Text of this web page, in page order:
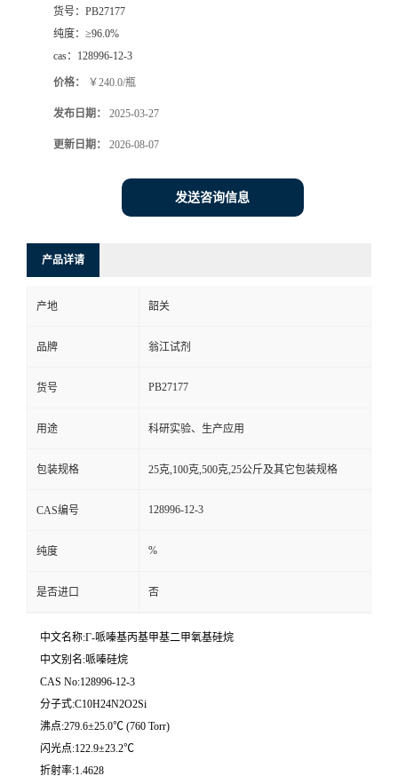
货号： PB27177
纯度： ≥96.0%
cas： 128996-12-3
价格： ￥240.0/瓶
发布日期： 2025-03-27
更新日期： 2026-08-07
发送咨询信息
产品详请
产地 韶关
品牌 翁江试剂
货号 PB27177
用途 科研实验、生产应用
包装规格 25克,100克,500克,25公斤及其它包装规格
CAS编号 128996-12-3
纯度 %
是否进口 否
中文名称:Γ-哌嗪基丙基甲基二甲氧基硅烷
中文别名:哌嗪硅烷
CAS No:128996-12-3
分子式:C10H24N2O2Si
沸点:279.6±25.0℃ (760 Torr)
闪光点:122.9±23.2℃
折射率:1.4628